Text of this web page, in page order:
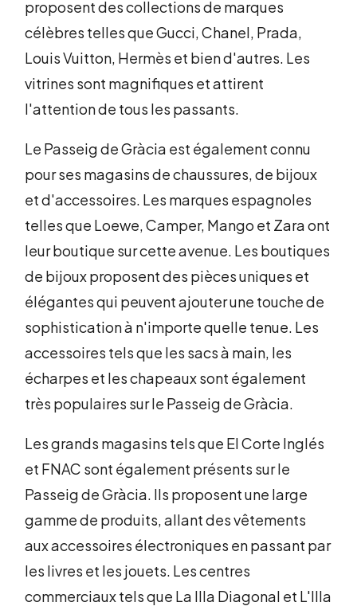
proposent des collections de marques
célèbres telles que Gucci, Chanel, Prada,
Louis Vuitton, Hermès et bien d'autres. Les
vitrines sont magnifiques et attirent
l'attention de tous les passants.
Le Passeig de Gràcia est également connu
pour ses magasins de chaussures, de bijoux
et d'accessoires. Les marques espagnoles
telles que Loewe, Camper, Mango et Zara ont
leur boutique sur cette avenue. Les boutiques
de bijoux proposent des pièces uniques et
élégantes qui peuvent ajouter une touche de
sophistication à n'importe quelle tenue. Les
accessoires tels que les sacs à main, les
écharpes et les chapeaux sont également
très populaires sur le Passeig de Gràcia.
Les grands magasins tels que El Corte Inglés
et FNAC sont également présents sur le
Passeig de Gràcia. Ils proposent une large
gamme de produits, allant des vêtements
aux accessoires électroniques en passant par
les livres et les jouets. Les centres
commerciaux tels que La Illa Diagonal et L'Illa